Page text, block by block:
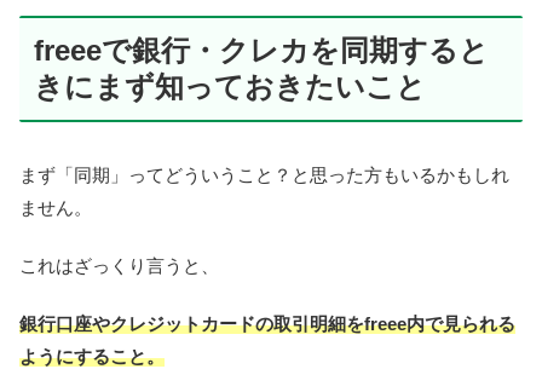
freeeで銀行・クレカを同期すると
きにまず知っておきたいこと
まず「同期」ってどういうこと？と思った方もいるかもしれ
ません。
これはざっくり言うと、
銀行口座やクレジットカードの取引明細をfreee内で見られる
ようにすること。